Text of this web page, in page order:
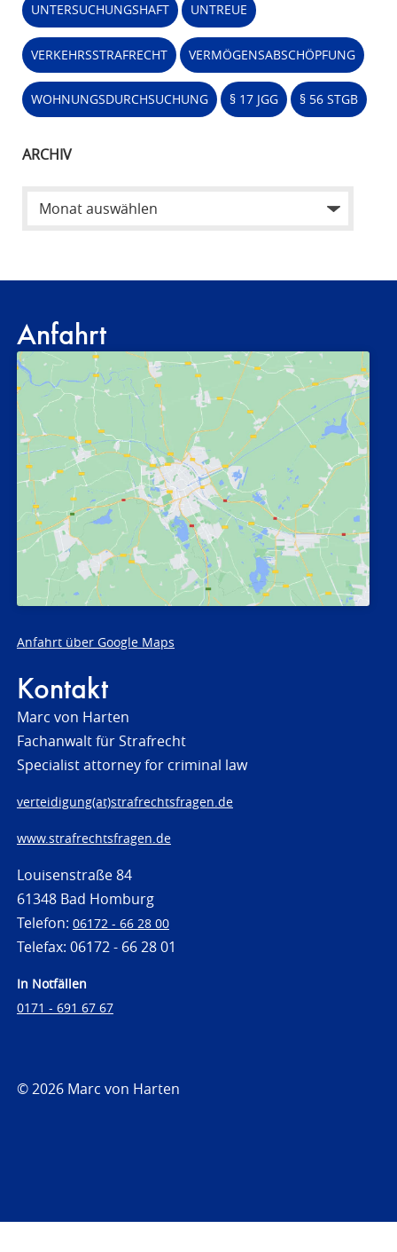
UNTERSUCHUNGSHAFT UNTREUE
VERKEHRSSTRAFRECHT VERMÖGENSABSCHÖPFUNG
WOHNUNGSDURCHSUCHUNG § 17 JGG § 56 STGB
ARCHIV
Anfahrt
Anfahrt über Google Maps
Kontakt
Marc von Harten
Fachanwalt für Strafrecht
Specialist attorney for criminal law
verteidigung(at)strafrechtsfragen.de
www.strafrechtsfragen.de
Louisenstraße 84
61348 Bad Homburg
Telefon: 06172 - 66 28 00
Telefax: 06172 - 66 28 01
In Notfällen
0171 - 691 67 67
© 2026 Marc von Harten